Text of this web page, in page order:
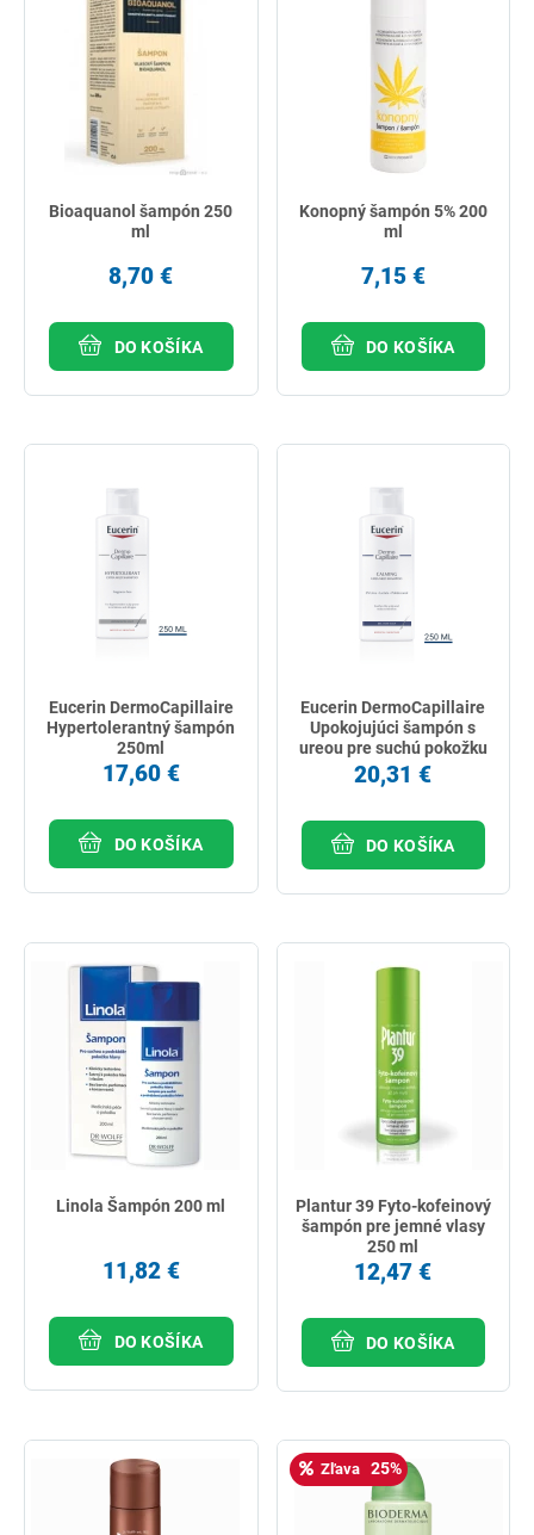
Bioaquanol šampón 250
ml
8,70 €
DO KOŠÍKA
Konopný šampón 5% 200
ml
7,15 €
DO KOŠÍKA
Eucerin DermoCapillaire
Hypertolerantný šampón
250ml
17,60 €
DO KOŠÍKA
Eucerin DermoCapillaire
Upokojujúci šampón s
ureou pre suchú pokožku
hlavy 250ml
20,31 €
DO KOŠÍKA
Linola Šampón 200 ml
11,82 €
DO KOŠÍKA
Plantur 39 Fyto-kofeinový
šampón pre jemné vlasy
250 ml
12,47 €
DO KOŠÍKA
Zľava 25%